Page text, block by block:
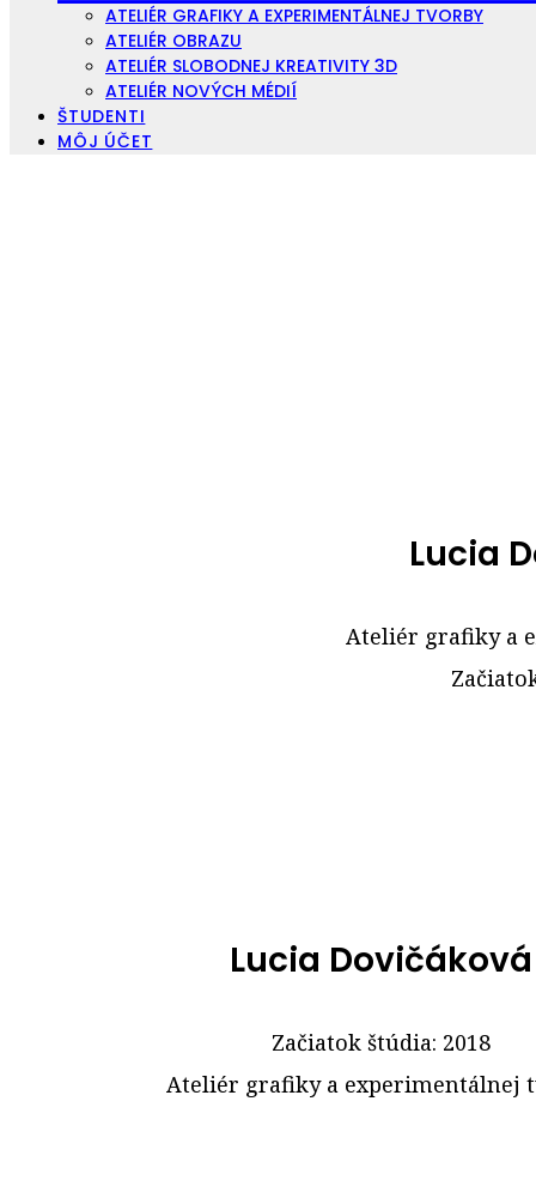
ATELIÉR GRAFIKY A EXPERIMENTÁLNEJ TVORBY
ATELIÉR OBRAZU
ATELIÉR SLOBODNEJ KREATIVITY 3D
ATELIÉR NOVÝCH MÉDIÍ
ŠTUDENTI
MÔJ ÚČET
Lucia
Ateliér grafiky a
Lucia Dovičáková
Začiatok štúdia: 2018
Ateliér grafiky a experimentálnej